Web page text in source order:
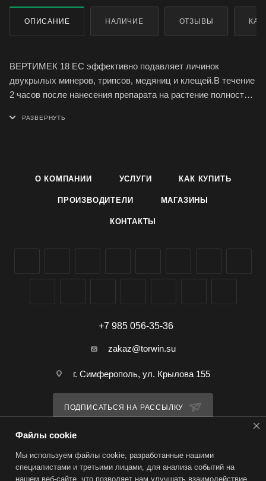
ОПИСАНИЕ НАЛИЧИЕ ОТЗЫВЫ
ВЕРТИМЕК 18 ЕС эффективно подавляет личинок
двукрылых минеров, трипсов, медяниц и клещей.В течение
2 часов после нанесения препарата на растение полностью
эффективности и продолжительности действия препарата
мелкокапельный распыл рабочего
резистентных к другим акарицидам\, является отличным
воздействует на полезную энтомофаунуподавляет
О КОМПАНИИ УСЛУГИ КАК КУПИТЬ
ПРОИЗВОДИТЕЛИ МАГАЗИНЫ
КОНТАКТЫ
+7 985 056-35-36
zakaz@torwin.su
г. Симферополь, ул. Крылова 155
ПОДПИСАТЬСЯ НА РАССЫЛКУ
Файлы cookie
Мы используем файлы cookie, разработанные нашими
специалистами и третьими лицами, для анализа событий на
нашем веб-сайте, что позволяет нам улучшать взаимодействие